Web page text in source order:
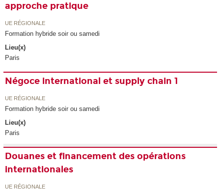
approche pratique
UE RÉGIONALE
Formation hybride soir ou samedi
Lieu(x)
Paris
Négoce international et supply chain 1
UE RÉGIONALE
Formation hybride soir ou samedi
Lieu(x)
Paris
Douanes et financement des opérations
internationales
UE RÉGIONALE